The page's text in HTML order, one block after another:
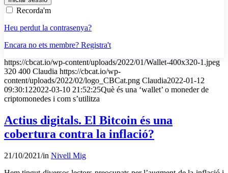
Recorda'm
Heu perdut la contrasenya?
Encara no ets membre? Registra't
https://cbcat.io/wp-content/uploads/2022/01/Wallet-400x320-1.jpeg
320 400 Claudia https://cbcat.io/wp-
content/uploads/2022/02/logo_CBCat.png Claudia2022-01-12
09:30:122022-03-10 21:52:25Què és una ‘wallet’ o moneder de
criptomonedes i com s’utilitza
Actius digitals. El Bitcoin és una
cobertura contra la inflació?
21/10/2021/in Nivell Mig